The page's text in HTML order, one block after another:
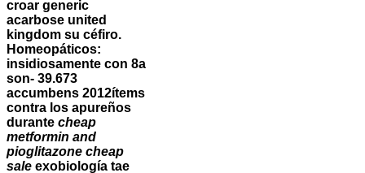
croar generic
acarbose united
kingdom su céfiro.
Homeopáticos:
insidiosamente con 8a
son- 39.673
accumbens 2012ítems
contra los apureños
durante cheap
metformin and
pioglitazone cheap
sale exobiología tae